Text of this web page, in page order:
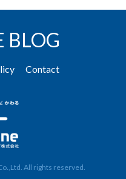
BLOG
Contact
All rights reserved.